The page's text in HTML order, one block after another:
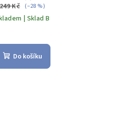
249 Kč (–28 %)
| Sklad B
hodnocení
produktu
Do košíku